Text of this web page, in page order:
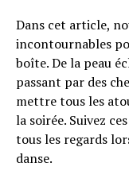
Dans cet article,
incontournables
boîte. De la peau
passant par des
mettre tous les
la soirée. Suivez
tous les regards
danse.